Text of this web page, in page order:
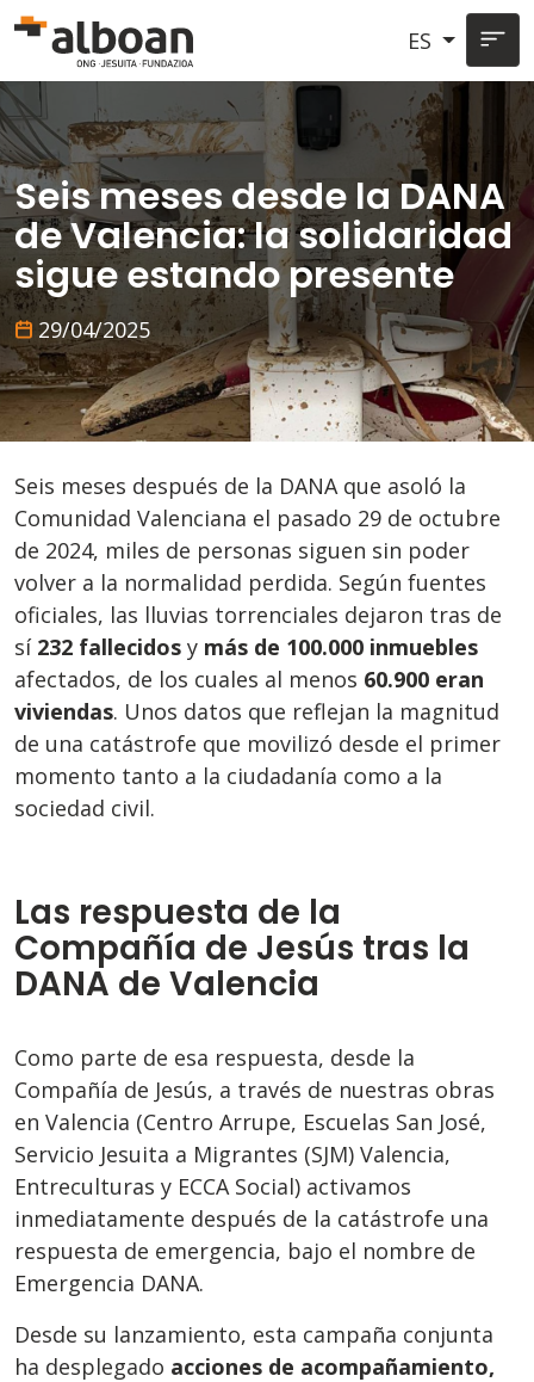
Pasar al contenido principal
ES
Seis meses desde la DANA
de Valencia: la solidaridad
sigue estando presente
29/04/2025
Seis meses después de la DANA que asoló la
Comunidad Valenciana el pasado 29 de octubre
de 2024, miles de personas siguen sin poder
volver a la normalidad perdida. Según fuentes
oficiales, las lluvias torrenciales dejaron tras de
sí 232 fallecidos y más de 100.000 inmuebles
afectados, de los cuales al menos 60.900 eran
viviendas. Unos datos que reflejan la magnitud
de una catástrofe que movilizó desde el primer
momento tanto a la ciudadanía como a la
sociedad civil.
Las respuesta de la
Compañía de Jesús tras la
DANA de Valencia
Como parte de esa respuesta, desde la
Compañía de Jesús, a través de nuestras obras
en Valencia (Centro Arrupe, Escuelas San José,
Servicio Jesuita a Migrantes (SJM) Valencia,
Entreculturas y ECCA Social) activamos
inmediatamente después de la catástrofe una
respuesta de emergencia, bajo el nombre de
Emergencia DANA.
Desde su lanzamiento, esta campaña conjunta
ha desplegado acciones de acompañamiento,